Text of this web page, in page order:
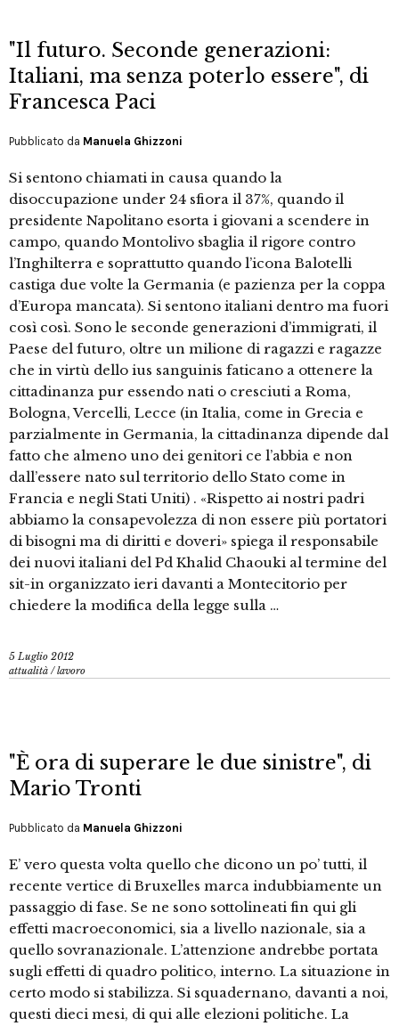
"Il futuro. Seconde generazioni:
Italiani, ma senza poterlo essere", di
Francesca Paci
Pubblicato da Manuela Ghizzoni
Si sentono chiamati in causa quando la
disoccupazione under 24 sfiora il 37%, quando il
presidente Napolitano esorta i giovani a scendere in
campo, quando Montolivo sbaglia il rigore contro
l’Inghilterra e soprattutto quando l’icona Balotelli
castiga due volte la Germania (e pazienza per la coppa
d’Europa mancata). Si sentono italiani dentro ma fuori
così così. Sono le seconde generazioni d’immigrati, il
Paese del futuro, oltre un milione di ragazzi e ragazze
che in virtù dello ius sanguinis faticano a ottenere la
cittadinanza pur essendo nati o cresciuti a Roma,
Bologna, Vercelli, Lecce (in Italia, come in Grecia e
parzialmente in Germania, la cittadinanza dipende dal
fatto che almeno uno dei genitori ce l’abbia e non
dall’essere nato sul territorio dello Stato come in
Francia e negli Stati Uniti) . «Rispetto ai nostri padri
abbiamo la consapevolezza di non essere più portatori
di bisogni ma di diritti e doveri» spiega il responsabile
dei nuovi italiani del Pd Khalid Chaouki al termine del
sit-in organizzato ieri davanti a Montecitorio per
chiedere la modifica della legge sulla …
5 Luglio 2012
attualità /lavoro
"È ora di superare le due sinistre", di
Mario Tronti
Pubblicato da Manuela Ghizzoni
E’ vero questa volta quello che dicono un po’ tutti, il
recente vertice di Bruxelles marca indubbiamente un
passaggio di fase. Se ne sono sottolineati fin qui gli
effetti macroeconomici, sia a livello nazionale, sia a
quello sovranazionale. L’attenzione andrebbe portata
sugli effetti di quadro politico, interno. La situazione in
certo modo si stabilizza. Si squadernano, davanti a noi,
questi dieci mesi, di qui alle elezioni politiche. La